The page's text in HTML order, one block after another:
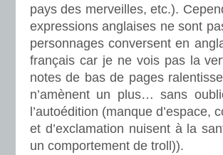
pays des merveilles, etc.).
expressions anglaises ne sont
personnages conversent en
français car je ne vois pas la
notes de bas de pages
n’amènent un plus… sans
l’autoédition (manque
et d’exclamation nuisent à la
un comportement de troll)).